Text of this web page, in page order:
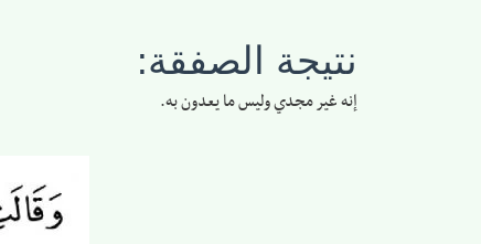
نتيجة الصفقة:
إنه غير مجدي وليس ما يعدون به.